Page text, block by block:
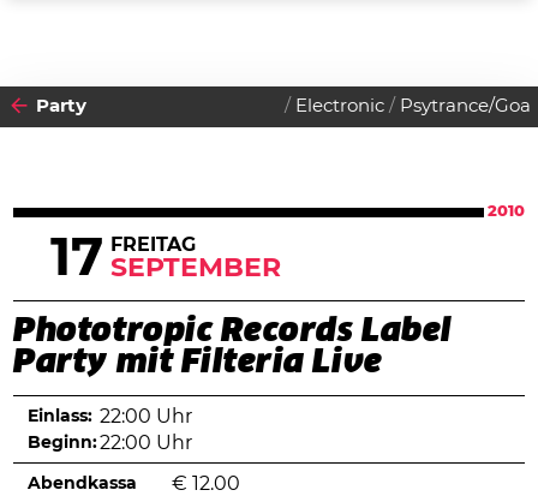
Party Electronic Psytrance/Goa
2010
17 FREITAG
SEPTEMBER
Phototropic Records Label
Party mit Filteria Live
Einlass: 22:00 Uhr
Beginn:22:00 Uhr
Abendkassa € 12.00